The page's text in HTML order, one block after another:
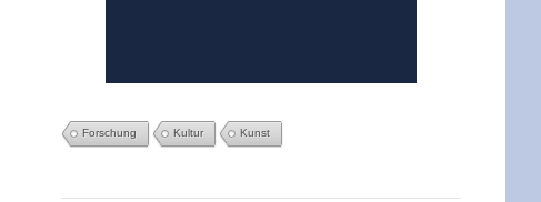
Forschung Kultur Kunst